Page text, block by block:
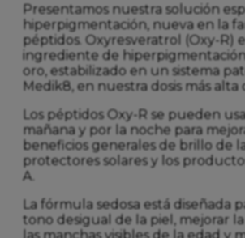
Presentamos nuestra solución
hiperpigmentación, nueva en la
péptidos. Oxyresveratrol (Oxy-R)
ingrediente de
oro, estabilizado en un sistema
Medik8, en nuestra dosis más alta
Los péptidos Oxy-R se pueden
mañana y por la noche para
beneficios generales de brillo de
protectores solares y los
A.
La fórmula sedosa está diseñada
tono desigual de la piel, mejorar
las manchas visibles de la edad y